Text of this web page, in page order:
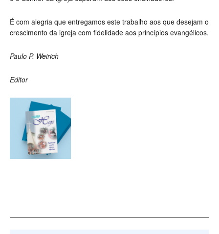
É com alegria que entregamos este trabalho aos que desejam o
crescimento da igreja com fidelidade aos princípios evangélicos.
Paulo P. Weirich
Editor